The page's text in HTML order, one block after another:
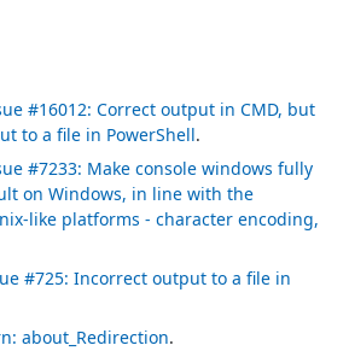
#16012: Correct output in CMD, but
to a file in PowerShell.
#7233: Make console windows fully
on Windows, in line with the
like platforms - character encoding,
#725: Incorrect output to a file in
about_Redirection.